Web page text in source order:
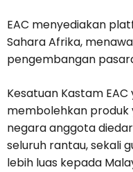
EAC menyediakan
Sahara Afrika,
pengembangan
Kesatuan Kastam
membolehkan
negara anggota
seluruh rantau, sekali
lebih luas kepada